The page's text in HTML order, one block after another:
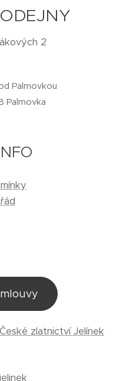
2
Palmovkou
Palmovka
České zlatnictví Jelínek